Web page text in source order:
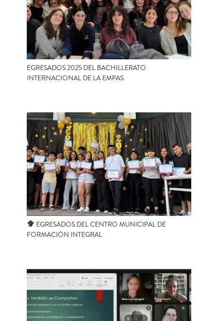
EGRESADOS 2025 DEL BACHILLERATO
INTERNACIONAL DE LA EMPAS
EGRESADOS DEL CENTRO MUNICIPAL DE
FORMACIÓN INTEGRAL